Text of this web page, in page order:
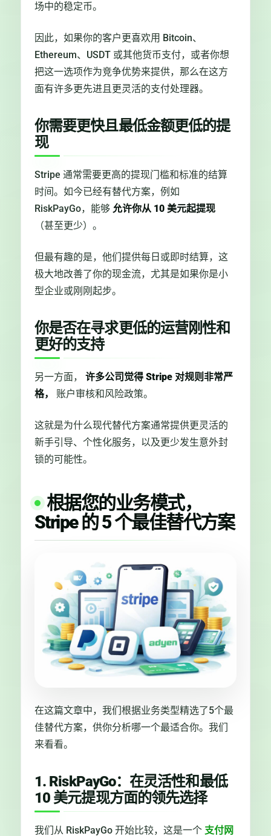
场中的稳定币。
因此，如果你的客户更喜欢用 Bitcoin、
Ethereum、USDT 或其他货币支付，或者你想
把这一选项作为竞争优势来提供，那么在这方
面有许多更先进且更灵活的支付处理器。
你需要更快且最低金额更低的提
现
Stripe 通常需要更高的提现门槛和标准的结算
时间。如今已经有替代方案，例如
RiskPayGo，能够 允许你从 10 美元起提现
（甚至更少）。
但最有趣的是，他们提供每日或即时结算，这
极大地改善了你的现金流，尤其是如果你是小
型企业或刚刚起步。
你是否在寻求更低的运营刚性和
更好的支持
另一方面， 许多公司觉得 Stripe 对规则非常严
格，
账户审核和风险政策。
这就是为什么现代替代方案通常提供更灵活的
新手引导、个性化服务，以及更少发生意外封
锁的可能性。
根据您的业务模式，
Stripe 的 5 个最佳替代方案
在这篇文章中，我们根据业务类型精选了5个最
佳替代方案，供你分析哪一个最适合你。我们
来看看。
1. RiskPayGo：在灵活性和最低
10 美元提现方面的领先选择
我们从 RiskPayGo 开始比较，这是一个 支付网